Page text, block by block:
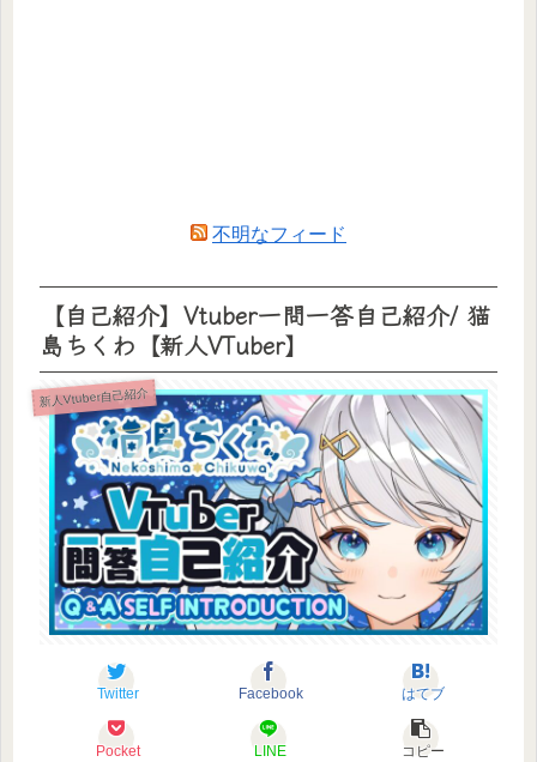
不明なフィード
【自己紹介】Vtuber一問一答自己紹介/ 猫
島ちくわ【新人VTuber】
新人Vtuber自己紹介
Twitter Facebook はてブ
Pocket LINE コピー